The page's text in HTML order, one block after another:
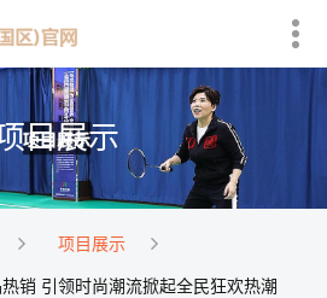
目展示
项目展示
销 引领时尚潮流掀起全民狂欢热潮